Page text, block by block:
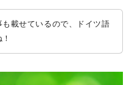
載せているので、ドイツ語